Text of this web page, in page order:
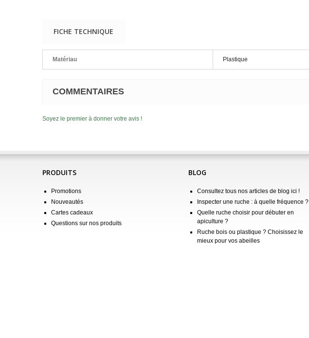
FICHE TECHNIQUE
Matériau Plastique
COMMENTAIRES
Soyez le premier à donner votre avis !
PRODUITS
Promotions
Nouveautés
Cartes cadeaux
Questions sur nos produits
BLOG
Consultez tous nos articles de blog ici !
Inspecter une ruche : à quelle fréquence ?
Quelle ruche choisir pour débuter en
apiculture ?
Ruche bois ou plastique ? Choisissez le
mieux pour vos abeilles